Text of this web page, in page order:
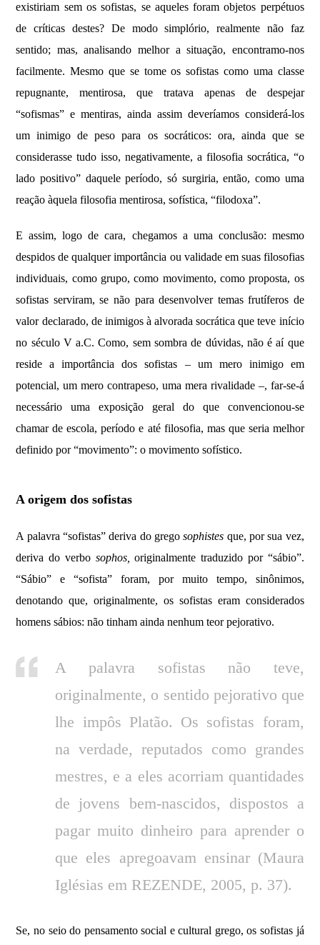
existiriam sem os sofistas, se aqueles foram objetos perpétuos
de críticas destes? De modo simplório, realmente não faz
sentido; mas, analisando melhor a situação, encontramo-nos
facilmente. Mesmo que se tome os sofistas como uma classe
repugnante, mentirosa, que tratava apenas de despejar
“sofismas” e mentiras, ainda assim deveríamos considerá-los
um inimigo de peso para os socráticos: ora, ainda que se
considerasse tudo isso, negativamente, a filosofia socrática, “o
lado positivo” daquele período, só surgiria, então, como uma
reação àquela filosofia mentirosa, sofística, “filodoxa”.
E assim, logo de cara, chegamos a uma conclusão: mesmo
despidos de qualquer importância ou validade em suas filosofias
individuais, como grupo, como movimento, como proposta, os
sofistas serviram, se não para desenvolver temas frutíferos de
valor declarado, de inimigos à alvorada socrática que teve início
no século V a.C. Como, sem sombra de dúvidas, não é aí que
reside a importância dos sofistas – um mero inimigo em
potencial, um mero contrapeso, uma mera rivalidade –, far-se-á
necessário uma exposição geral do que convencionou-se
chamar de escola, período e até filosofia, mas que seria melhor
definido por “movimento”: o movimento sofístico.
A origem dos sofistas
A palavra “sofistas” deriva do gregosophistes que, por sua vez,
deriva do verbo sophos,originalmente traduzido por “sábio”.
“Sábio” e “sofista” foram, por muito tempo, sinônimos,
denotando que, originalmente, os sofistas eram considerados
homens sábios: não tinham ainda nenhum teor pejorativo.
A palavra sofistas não teve,
originalmente, o sentido pejorativo que
lhe impôs Platão. Os sofistas foram,
na verdade, reputados como grandes
mestres, e a eles acorriam quantidades
de jovens bem-nascidos, dispostos a
pagar muito dinheiro para aprender o
que eles apregoavam ensinar (Maura
Iglésias em REZENDE, 2005, p. 37).
Se, no seio do pensamento social e cultural grego, os sofistas já